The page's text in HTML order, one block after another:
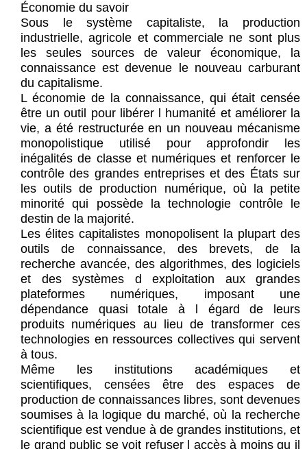
Économie du savoir
Sous le système capitaliste, la production
industrielle, agricole et commerciale ne sont plus
les seules sources de valeur économique, la
connaissance est devenue le nouveau carburant
du capitalisme.
L économie de la connaissance, qui était censée
être un outil pour libérer l humanité et améliorer la
vie, a été restructurée en un nouveau mécanisme
monopolistique utilisé pour approfondir les
inégalités de classe et numériques et renforcer le
contrôle des grandes entreprises et des États sur
les outils de production numérique, où la petite
minorité qui possède la technologie contrôle le
destin de la majorité.
Les élites capitalistes monopolisent la plupart des
outils de connaissance, des brevets, de la
recherche avancée, des algorithmes, des logiciels
et des systèmes d exploitation aux grandes
plateformes numériques, imposant une
dépendance quasi totale à l égard de leurs
produits numériques au lieu de transformer ces
technologies en ressources collectives qui servent
à tous.
Même les institutions académiques et
scientifiques, censées être des espaces de
production de connaissances libres, sont devenues
soumises à la logique du marché, où la recherche
scientifique est vendue à de grandes institutions, et
le grand public se voit refuser l accès à moins qu il